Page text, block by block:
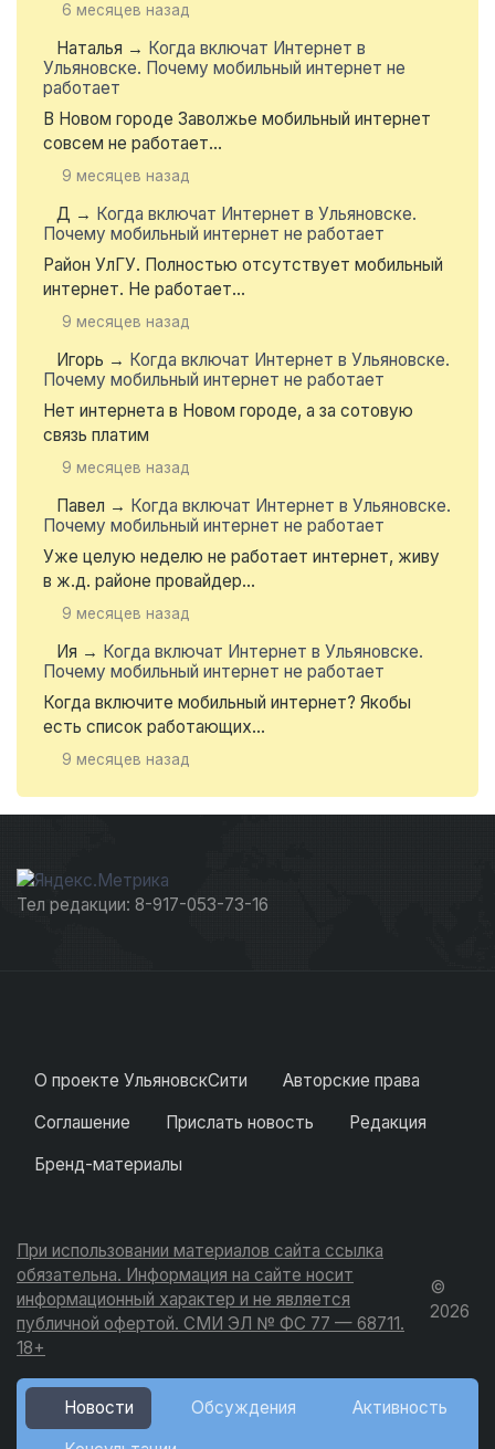
6 месяцев назад
Наталья → Когда включат Интернет в
Ульяновске. Почему мобильный интернет не
работает
В Новом городе Заволжье мобильный интернет
совсем не работает...
9 месяцев назад
Д → Когда включат Интернет в Ульяновске.
Почему мобильный интернет не работает
Район УлГУ. Полностью отсутствует мобильный
интернет. Не работает...
9 месяцев назад
Игорь → Когда включат Интернет в Ульяновске.
Почему мобильный интернет не работает
Нет интернета в Новом городе, а за сотовую
связь платим
9 месяцев назад
Павел → Когда включат Интернет в Ульяновске.
Почему мобильный интернет не работает
Уже целую неделю не работает интернет, живу
в ж.д. районе провайдер...
9 месяцев назад
Ия → Когда включат Интернет в Ульяновске.
Почему мобильный интернет не работает
Когда включите мобильный интернет? Якобы
есть список работающих...
9 месяцев назад
Тел редакции: 8-917-053-73-16
О проекте УльяновскСити
Авторские права
Соглашение
Прислать новость
Редакция
Бренд-материалы
При использовании материалов сайта ссылка
обязательна. Информация на сайте носит
информационный характер и не является
публичной офертой. СМИ ЭЛ № ФС 77 — 68711.
18+
©
2026
Новости Обсуждения
Активность